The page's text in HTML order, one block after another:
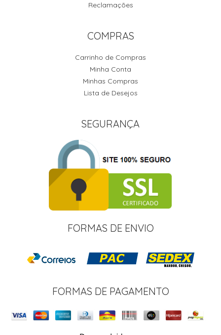
Reclamações
COMPRAS
Carrinho de Compras
Minha Conta
Minhas Compras
Lista de Desejos
SEGURANÇA
FORMAS DE ENVIO
FORMAS DE PAGAMENTO